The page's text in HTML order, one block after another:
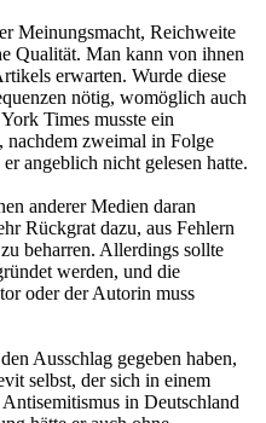
Meinungsmacht, Reichweite
Qualität. Man kann von ihnen
erwarten. Wurde diese
nötig, womöglich auch
Times musste ein
nachdem zweimal in Folge
angeblich nicht gelesen hatte.
anderer Medien daran
Rückgrat dazu, aus Fehlern
beharren. Allerdings sollte
werden, und die
oder der Autorin muss
Ausschlag gegeben haben,
selbst, der sich in einem
in Deutschland